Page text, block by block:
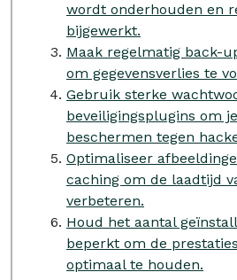
wordt onderhouden en
bijgewerkt.
Maak regelmatig back-
om gegevensverlies te
Gebruik sterke
beveiligingsplugins om
beschermen tegen
Optimaliseer
caching om de laadtijd
verbeteren.
Houd het aantal
beperkt om de
optimaal te houden.